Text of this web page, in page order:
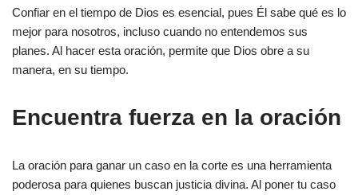
Confiar en el tiempo de Dios es esencial, pues Él sabe qué es lo
mejor para nosotros, incluso cuando no entendemos sus
planes. Al hacer esta oración, permite que Dios obre a su
manera, en su tiempo.
Encuentra fuerza en la oración
La oración para ganar un caso en la corte es una herramienta
poderosa para quienes buscan justicia divina. Al poner tu caso